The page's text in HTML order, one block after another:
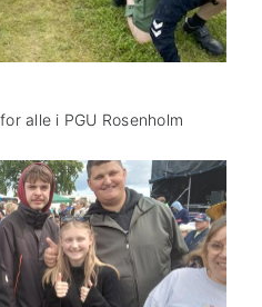
alle i PGU Rosenholm